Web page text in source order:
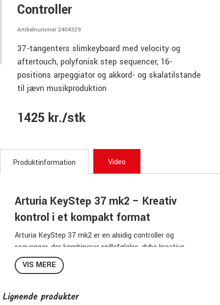
Controller
Artikelnummer 2404329
37-tangenters slimkeyboard med velocity og
aftertouch, polyfonisk step sequencer, 16-
positions arpeggiator og akkord- og skalatilstande
til jævn musikproduktion
1425 kr./stk
Produktinformation Video
Arturia KeyStep 37 mk2 – Kreativ
kontrol i et kompakt format
Arturia KeyStep 37 mk2 er en alsidig controller og
sequencer, der kombinerer spillefølelse, dybe kreative
værktøjer og bred tilslutning til både hardware og software.
Uanset om du bygger melodier i et modulært system eller
mk2 problemfrit i dit workflow og opmuntrer til spontan og
VIS MERE
Lignende produkter